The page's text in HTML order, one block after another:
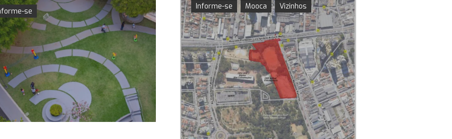
Informe-se Mooca Vizinhos
se